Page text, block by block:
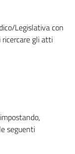
Legislativa con
gli atti
seguenti